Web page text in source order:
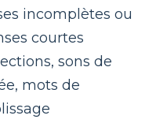
incomplètes ou
courtes
sons de
mots de